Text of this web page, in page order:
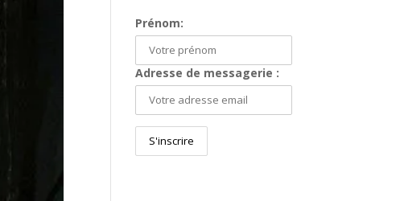
Prénom:
Adresse de messagerie :